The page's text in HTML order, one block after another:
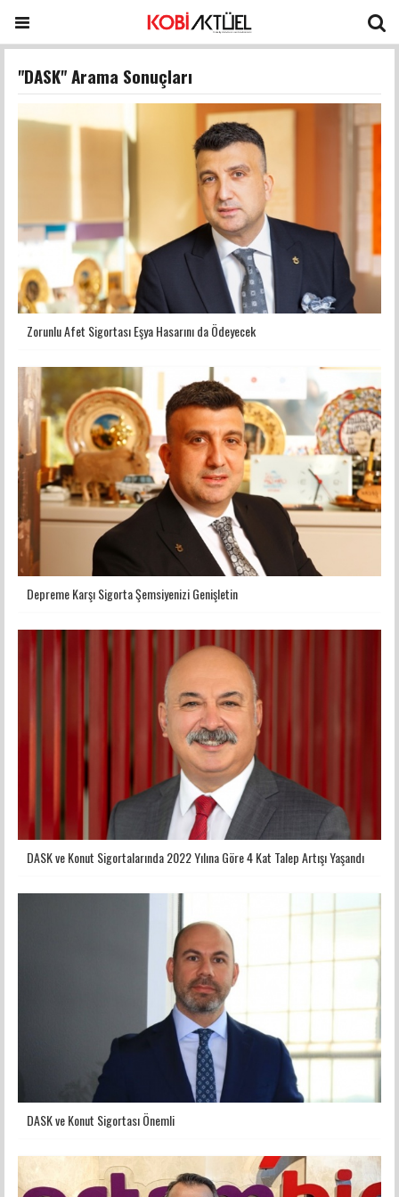
"DASK" Arama Sonuçları
Zorunlu Afet Sigortası Eşya Hasarını da Ödeyecek
Depreme Karşı Sigorta Şemsiyenizi Genişletin
DASK ve Konut Sigortalarında 2022 Yılına Göre 4 Kat Talep Artışı Yaşandı
DASK ve Konut Sigortası Önemli